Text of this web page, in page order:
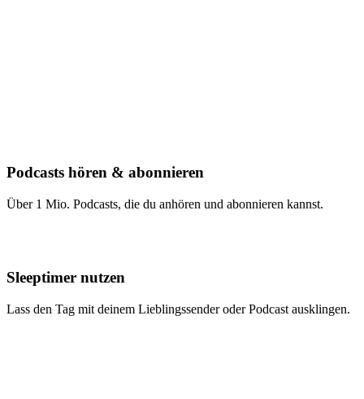
Podcasts hören & abonnieren
Über 1 Mio. Podcasts, die du anhören und abonnieren kannst.
Sleeptimer nutzen
Lass den Tag mit deinem Lieblingssender oder Podcast ausklingen.